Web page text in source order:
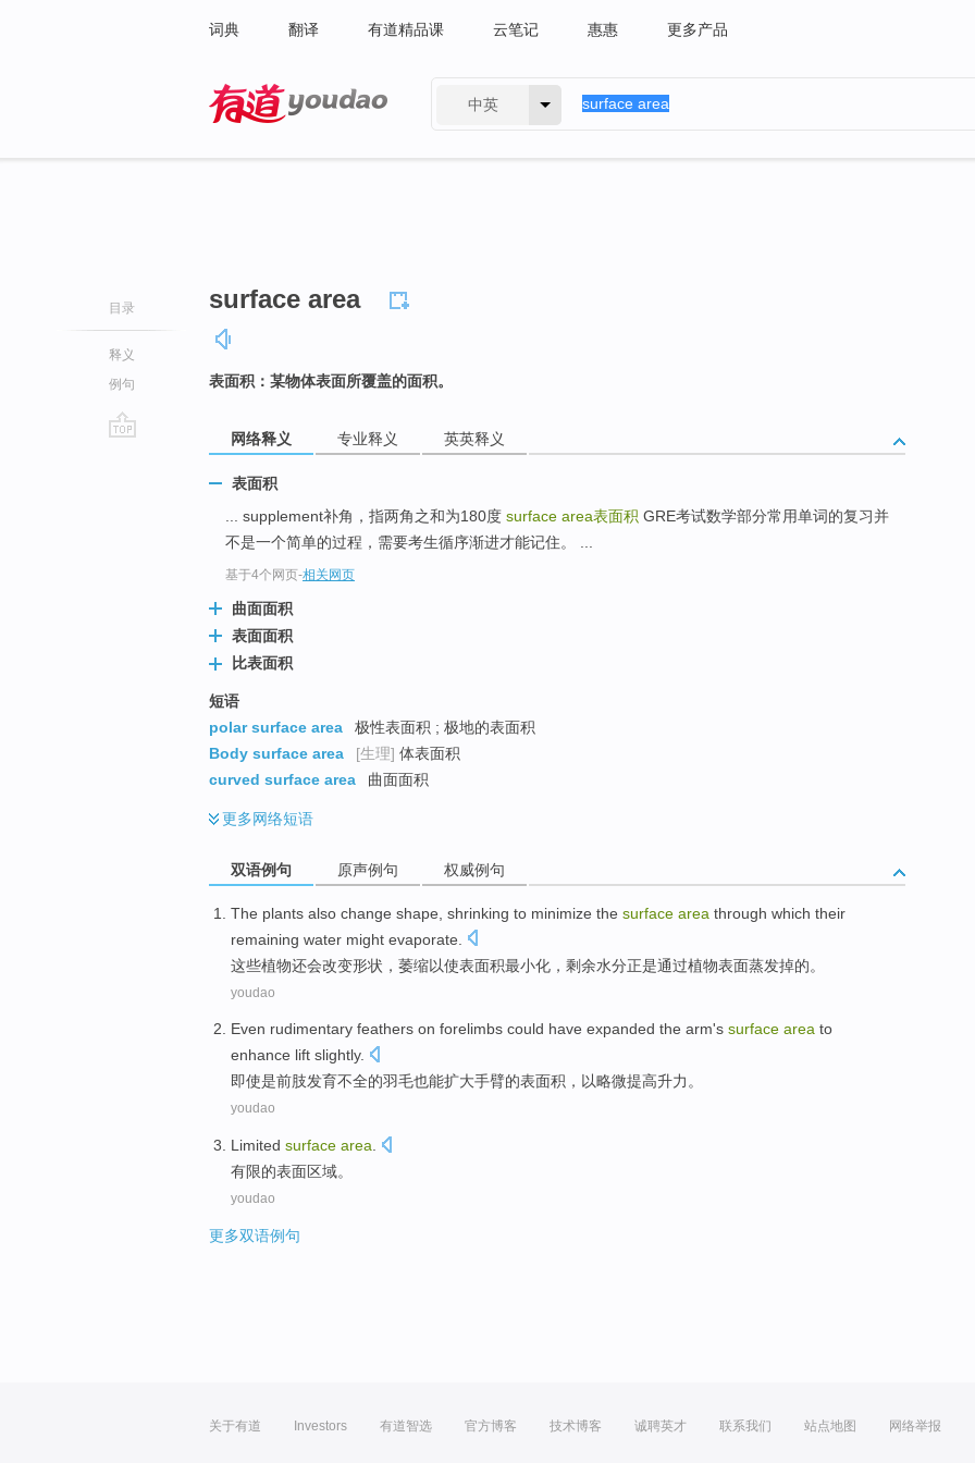
词典 翻译 有道精品课 云笔记 惠惠 更多产品
中英
目录
释义
例句
surface area
表面积：某物体表面所覆盖的面积。
网络释义 专业释义 英英释义
表面积
... supplement补角，指两角之和为180度 surface area表面积 GRE考试数学部分常用单词的复习并
不是一个简单的过程，需要考生循序渐进才能记住。 ...
基于4个网页-相关网页
曲面面积
表面面积
比表面积
短语
polar surface area
极性表面积 ; 极地的表面积
Body surface area
[生理] 体表面积
curved surface area
曲面面积
更多网络短语
双语例句 原声例句 权威例句
The plants also change shape shrinking to minimize the surface area through which their
remaining water might evaporate
这些植物还会改变形状 ， 萎缩以使表面积最小化 ， 剩余水分正是通过植物表面蒸发掉的。
youdao
Even rudimentary feathers on forelimbs could have expanded the arm's surface area to
enhance lift slightly.
即使是前肢发育不全的羽毛也能扩大手臂的表面积 ， 以略微提高升力。
youdao
Limited surface area
有限的表面区域。
youdao
更多双语例句
关于有道 Investors 有道智选 官方博客 技术博客 诚聘英才 联系我们 站点地图 网络举报